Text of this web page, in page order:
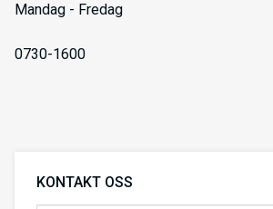
Mandag - Fredag
0730-1600
KONTAKT OSS